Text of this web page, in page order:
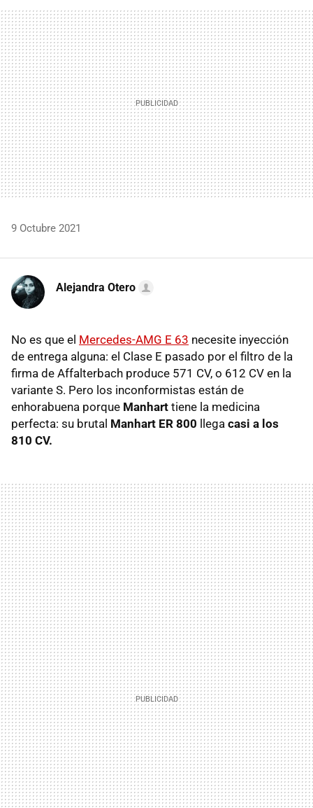
MAIL
9 Octubre 2021
Alejandra Otero
No es que el Mercedes-AMG E 63 necesite inyección
de entrega alguna: el Clase E pasado por el filtro de la
firma de Affalterbach produce 571 CV, o 612 CV en la
variante S. Pero los inconformistas están de
enhorabuena porque Manhart tiene la medicina
perfecta: su brutal Manhart ER 800 llega casi a los
810 CV.